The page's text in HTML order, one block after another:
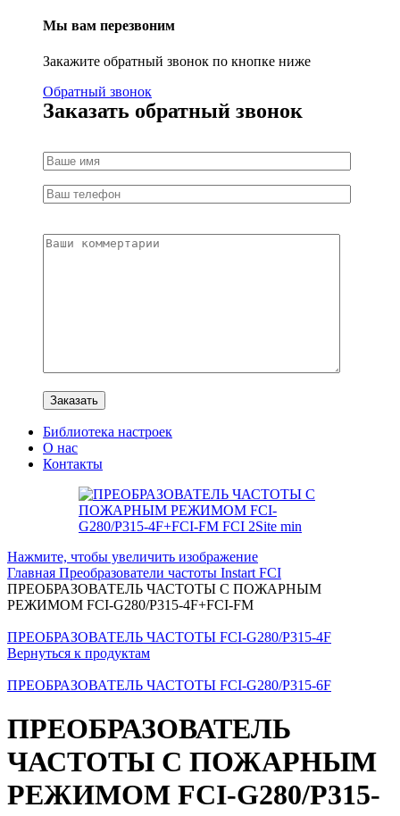
Мы вам перезвоним
Закажите обратный звонок по кнопке ниже
Обратный звонок
Заказать обратный звонок
Библиотека настроек
О нас
Контакты
Нажмите, чтобы увеличить изображение
Главная Преобразователи частоты Instart FCI
ПРЕОБРАЗОВАТЕЛЬ ЧАСТОТЫ С ПОЖАРНЫМ
РЕЖИМОМ FCI-G280/P315-4F+FCI-FM
ПРЕОБРАЗОВАТЕЛЬ ЧАСТОТЫ FCI-G280/P315-4F
Вернуться к продуктам
ПРЕОБРАЗОВАТЕЛЬ ЧАСТОТЫ FCI-G280/P315-6F
ПРЕОБРАЗОВАТЕЛЬ
ЧАСТОТЫ С ПОЖАРНЫМ
РЕЖИМОМ FCI-G280/P315-